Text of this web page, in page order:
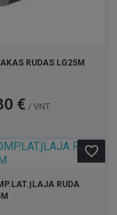
RUDAS LG25M
€ / VNT
RUDA
favorite_border